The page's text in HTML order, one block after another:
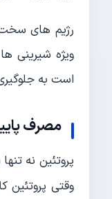
رژیم های
است به
مصرف
پروتئین نه
وقتی پروتئین